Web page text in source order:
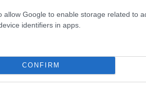
allow Google to enable storage related to
identifiers in apps.
CONFIRM